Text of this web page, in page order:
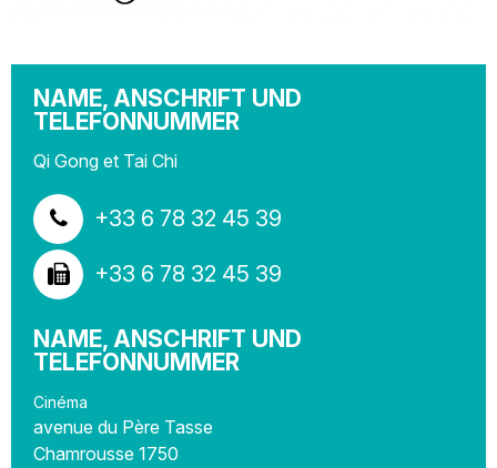
NAME, ANSCHRIFT UND
TELEFONNUMMER
Qi Gong et Tai Chi
+33 6 78 32 45 39
+33 6 78 32 45 39
NAME, ANSCHRIFT UND
TELEFONNUMMER
Cinéma
avenue du Père Tasse
Chamrousse 1750